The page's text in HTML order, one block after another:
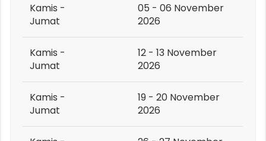
Kamis -
Jumat
05 - 06 November
2026
Kamis -
Jumat
12 - 13 November
2026
Kamis -
Jumat
19 - 20 November
2026